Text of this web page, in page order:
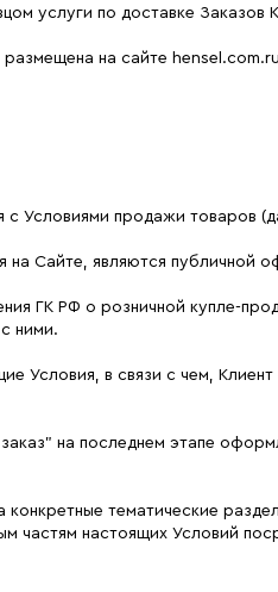
услуги по доставке Заказов
на сайте hensel.com.ru
с Условиями продажи товаров
Сайте, являются публичной
ГК РФ о розничной купле-
ними.
Условия, в связи с чем,
на последнем этапе
конкретные тематические
частям настоящих Условий